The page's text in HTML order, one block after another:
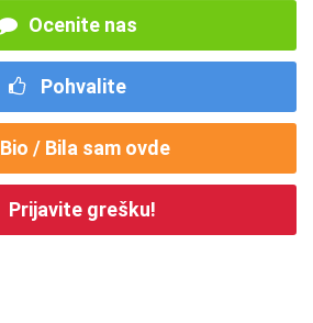
Ocenite nas
Pohvalite
Bio / Bila sam ovde
Prijavite grešku!